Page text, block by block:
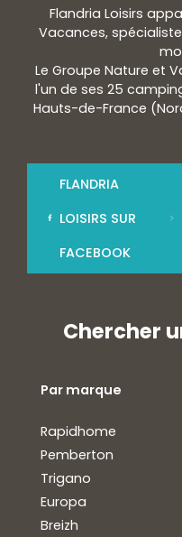
Flandria Loisirs
Vacances,
Le Groupe Nature et
l'un de ses 25
Hauts-de-France
FLANDRIA
LOISIRS SUR
FACEBOOK
Chercher
Par marque
Rapidhome
Pemberton
Trigano
Europa
Breizh